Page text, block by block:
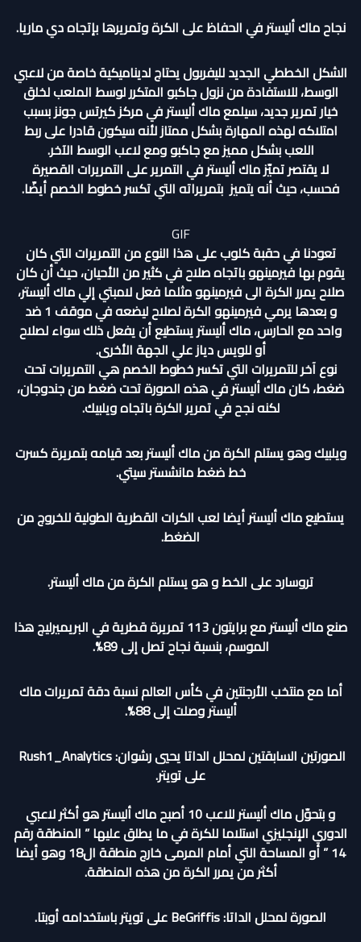
نجاح ماك أليستر في الحفاظ على الكرة وتمريرها بإتجاه دي ماريا.
الشكل الخططي الجديد لليفربول يحتاج لديناميكية خاصة من لاعبي
الوسط، للاستفادة من نزول جاكبو المتكرر لوسط الملعب لخلق
خيار تمرير جديد، سيلمع ماك أليستر في مركز كيرتس جونز بسبب
امتلاكه لهذه المهارة بشكل ممتاز لأنه سيكون قادرا على ربط
اللعب بشكل مميز مع جاكبو ومع لاعب الوسط الآخر.
لا يقتصر تميّز ماك أليستر في التمرير على التمريرات القصيرة
فحسب، حيث أنه يتميز بتمريراته التي تكسر خطوط الخصم أيضّا.
GIF
تعودنا في حقبة كلوب على هذا النوع من التمريرات التي كان
يقوم بها فيرمينهو باتجاه صلاح في كثير من الأحيان، حيث أن كان
صلاح يمرر الكرة الى فيرمينهو مثلما فعل لامبتي إلي ماك أليستر،
و بعدها يرمي فيرمينهو الكرة لصلاح ليضعه في موقف 1 ضد
واحد مع الحارس، ماك أليستر يستطيع أن يفعل ذلك سواء لصلاح
أو للويس دياز علي الجهة الأخرى.
نوع آخر للتمريرات التي تكسر خطوط الخصم هي التمريرات تحت
ضغط، كان ماك أليستر في هذه الصورة تحت ضغط من جندوجان،
لكنه نجح في تمرير الكرة باتجاه ويلبيك.
ويلبيك وهو يستلم الكرة من ماك أليستر بعد قيامه بتمريرة كسرت
خط ضغط مانشستر سيتي.
يستطيع ماك أليستر أيضا لعب الكرات القطرية الطولية للخروج من
الضغط.
تروسارد على الخط و هو يستلم الكرة من ماك أليستر.
صنع ماك أليستر مع برايتون 113 تمريرة قطرية في البريميرليج هذا
الموسم، بنسبة نجاح تصل إلى 89%.
أما مع منتخب الأرجنتين في كأس العالم نسبة دقة تمريرات ماك
أليستر وصلت إلى 88%.
على تويتر.
و بتحوّل ماك أليستر للاعب 10 أصبح ماك أليستر هو أكثر لاعبي
الدوري الإنجليزي استلاما للكرة في ما يطلق عليها ” المنطقة رقم
14 ” أو المساحة التي أمام المرمى خارج منطقة ال18 وهو أيضا
أكثر من يمرر الكرة من هذه المنطقة.
الصورة لمحلل الداتا: BeGriffis على تويتر باستخدامه أوبتا.